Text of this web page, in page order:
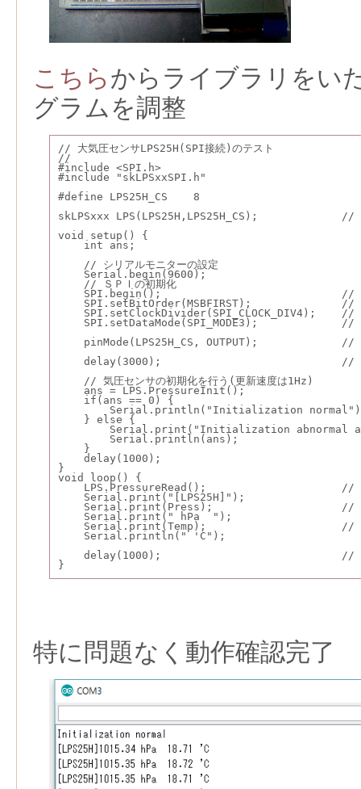
こちら からライブラリをい
グラムを調整
// 大気圧センサLPS25H(SPI接続)のテスト
//
#include <SPI.h>
#include "skLPSxxSPI.h"
#define LPS25H_CS    8
skLPSxxx LPS(LPS25H,LPS25H_CS);             //
void setup() {
int ans;
// シリアルモニターの設定
Serial.begin(9600);
// ＳＰＩの初期化
SPI.begin();                            // ＳＰ
SPI.setBitOrder(MSBFIRST);              // ビ
SPI.setClockDivider(SPI_CLOCK_DIV4);    // クロ
SPI.setDataMode(SPI_MODE3);             // ク
pinMode(LPS25H_CS, OUTPUT);             // 気
delay(3000);                            // 3S
// 気圧センサの初期化を行う(更新速度は1Hz)
ans = LPS.PressureInit();
if(ans == 0) {
Serial.println("Initialization
} else {
Serial.print("Initialization abnormal
Serial.println(ans);
}
delay(1000);
}
void loop() {
LPS.PressureRead();                     // 圧
Serial.print("[LPS25H]");
Serial.print(Press);                    // 気圧
Serial.print(" hPa  ");
Serial.print(Temp);                     // 温
Serial.println(" 'C");
delay(1000);                            // １
}
特に問題なく動作確認完了